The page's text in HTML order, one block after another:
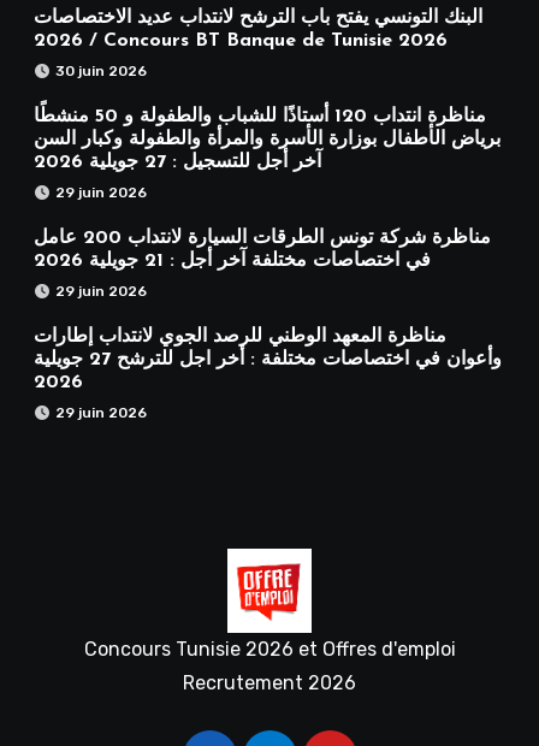
البنك التونسي يفتح باب الترشح لانتداب عديد الاختصاصات
2026 / Concours BT Banque de Tunisie 2026
30 juin 2026
مناظرة انتداب 120 أستاذًا للشباب والطفولة و 50 منشطًا
برياض الأطفال بوزارة الأسرة والمرأة والطفولة وكبار السن
آخر أجل للتسجيل : 27 جويلية 2026
29 juin 2026
مناظرة شركة تونس الطرقات السيارة لانتداب 200 عامل
في اختصاصات مختلفة آخر أجل : 21 جويلية 2026
29 juin 2026
مناظرة المعهد الوطني للرصد الجوي لانتداب إطارات
وأعوان في اختصاصات مختلفة : أخر اجل للترشح 27 جويلية
2026
29 juin 2026
Concours Tunisie 2026 et Offres d'emploi
Recrutement 2026